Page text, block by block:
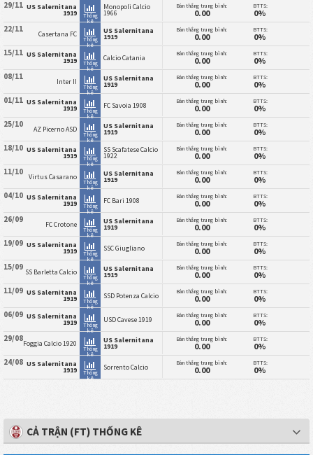
29/11 US Salernitana
1919
Thống
kê
Monopoli Calcio
1966
Bàn thắng trung bình:
0.00
BTTS:
0%
22/11 Casertana FC
Thống
kê
US Salernitana
1919
Bàn thắng trung bình:
0.00
BTTS:
0%
15/11 US Salernitana
1919
Thống
kê
Calcio Catania Bàn thắng trung bình:
0.00
BTTS:
0%
08/11 Inter II
Thống
kê
US Salernitana
1919
Bàn thắng trung bình:
0.00
BTTS:
0%
01/11 US Salernitana
1919
Thống
kê
FC Savoia 1908 Bàn thắng trung bình:
0.00
BTTS:
0%
25/10 AZ Picerno ASD
Thống
kê
US Salernitana
1919
Bàn thắng trung bình:
0.00
BTTS:
0%
18/10 US Salernitana
1919
Thống
kê
SS Scafatese Calcio
1922
Bàn thắng trung bình:
0.00
BTTS:
0%
11/10 Virtus Casarano
Thống
kê
US Salernitana
1919
Bàn thắng trung bình:
0.00
BTTS:
0%
04/10 US Salernitana
1919
Thống
kê
FC Bari 1908 Bàn thắng trung bình:
0.00
BTTS:
0%
26/09 FC Crotone
Thống
kê
US Salernitana
1919
Bàn thắng trung bình:
0.00
BTTS:
0%
19/09 US Salernitana
1919
Thống
kê
SSC Giugliano Bàn thắng trung bình:
0.00
BTTS:
0%
15/09 SS Barletta Calcio
Thống
kê
US Salernitana
1919
Bàn thắng trung bình:
0.00
BTTS:
0%
11/09 US Salernitana
1919
Thống
kê
SSD Potenza Calcio Bàn thắng trung bình:
0.00
BTTS:
0%
06/09 US Salernitana
1919
Thống
kê
USD Cavese 1919 Bàn thắng trung bình:
0.00
BTTS:
0%
29/08Foggia Calcio 1920
Thống
kê
US Salernitana
1919
Bàn thắng trung bình:
0.00
BTTS:
0%
24/08 US Salernitana
1919
Thống
kê
Sorrento Calcio Bàn thắng trung bình:
0.00
BTTS:
0%
CẢ TRẬN (FT) THỐNG KÊ